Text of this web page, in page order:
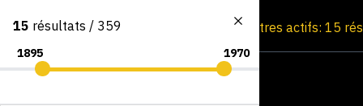
Consultation par image Filtres actifs: 15
15 résultats / 359